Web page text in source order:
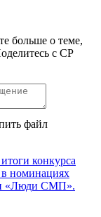
больше о теме,
с СР
файл
конкурса
в номинациях
и «Люди СМП».